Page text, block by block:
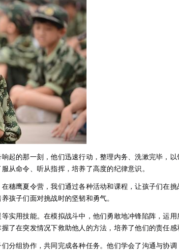
起的那一刻，他们迅速行动，整理内务、洗漱完毕，
从命令、听从指挥，培养了高度的纪律意识。
穗鹰夏令营，我们通过各种活动和课程，让孩子们在
孩子们面对挑战时的坚韧和勇气。
实用技能。在模拟战斗中，他们勇敢地冲锋陷阵，运
了在突发情况下救助他人的方法，培养了他们的责任感
分组协作，共同完成各种任务。他们学会了沟通与协